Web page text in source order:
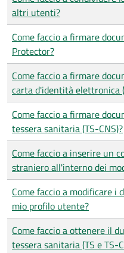
altri utenti?
Come faccio a firmare
Protector?
Come faccio a firmare
carta d'identità elettronica
Come faccio a firmare
tessera sanitaria (TS-CNS)?
Come faccio a inserire un
straniero all'interno dei
Come faccio a modificare i
mio profilo utente?
Come faccio a ottenere il
tessera sanitaria (TS e TS-